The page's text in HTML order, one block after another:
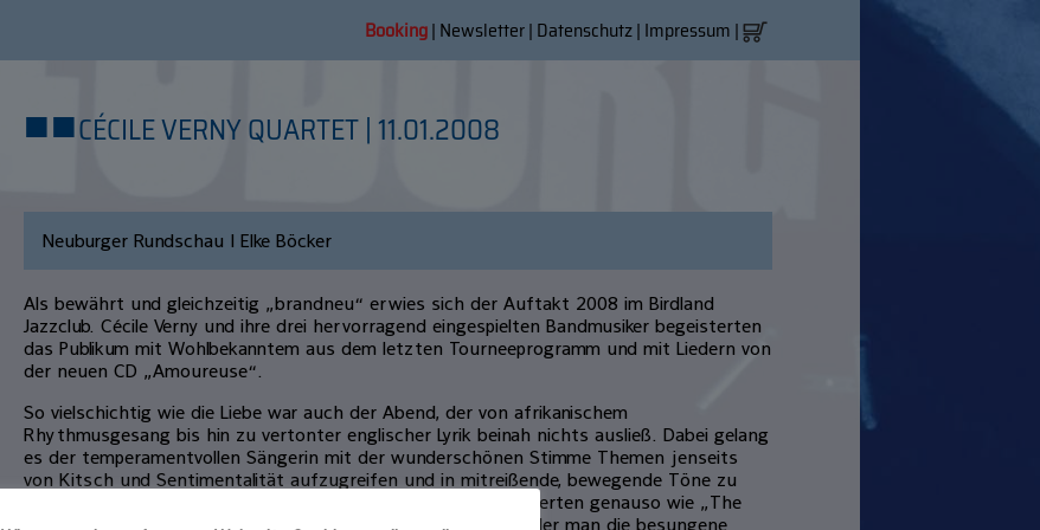
Booking| Newsletter| Datenschutz| Impressum |
■■CÉCILE VERNY QUARTET | 11.01.2008
Neuburger Rundschau | Elke Böcker
Als bewährt und gleichzeitig „brandneu“ erwies sich der Auftakt 2008 im Birdland
Jazzclub. Cécile Verny und ihre drei hervorragend eingespielten Bandmusiker begeisterten
das Publikum mit Wohlbekanntem aus dem letzten Tourneeprogramm und mit Liedern von
der neuen CD „Amoureuse“.
So vielschichtig wie die Liebe war auch der Abend, der von afrikanischem
Rhythmusgesang bis hin zu vertonter englischer Lyrik beinah nichts ausließ. Dabei gelang
es der temperamentvollen Sängerin mit der wunderschönen Stimme Themen jenseits
von Kitsch und Sentimentalität aufzugreifen und in mitreißende, bewegende Töne zu
verwandeln. Zerrissene Liebeserklärungen „I would…“ begeisterten genauso wie „The
Fly“ – eine William Blake Vertonung von Andreas Erchinger, bei der man die besungene